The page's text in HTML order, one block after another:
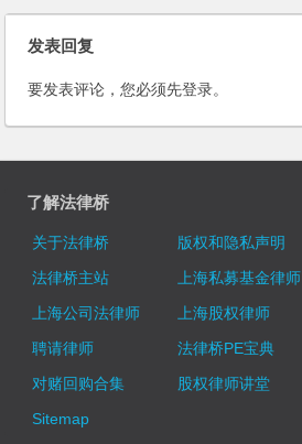
发表回复
要发表评论，您必须先登录。
了解法律桥
关于法律桥 版权和隐私声明
法律桥主站
上海私募基金律师
上海公司法律师
上海股权律师
聘请律师
法律桥PE宝典
对赌回购合集
股权律师讲堂
Sitemap